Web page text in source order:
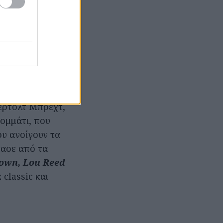
μαζί του
Μπρεχτ,
που
ανοίγουν τα
από τα
Lou Reed
classic και